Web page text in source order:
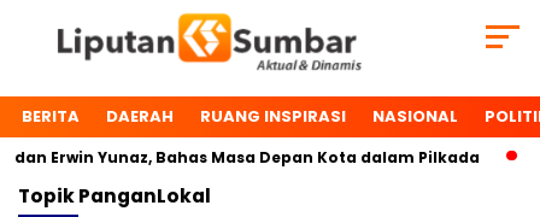
BERITA DAERAH RUANG INSPIRASI NASIONAL
Erwin Yunaz, Bahas Masa Depan Kota dalam Pilkada
TopikPanganLokal